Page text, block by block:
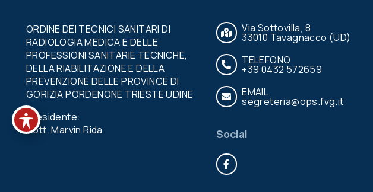
ORDINE DEI TECNICI SANITARI DI
RADIOLOGIA MEDICA E DELLE
PROFESSIONI SANITARIE TECNICHE,
DELLA RIABILITAZIONE E DELLA
PREVENZIONE DELLE PROVINCE DI
GORIZIA PORDENONE TRIESTE UDINE
Presidente:
Dott. Marvin Rida
Via Sottovilla, 8
33010 Tavagnacco (UD)
TELEFONO
+39 0432 572659
EMAIL
segreteria@ops.fvg.it
Social